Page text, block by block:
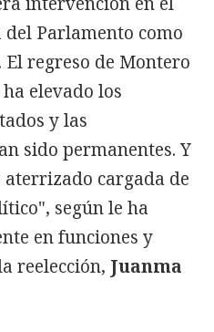
Parlamento como
regreso de Montero
elevado los
y las
sido permanentes. Y
aterrizado cargada de
según le ha
en funciones y
reelección, Juanma